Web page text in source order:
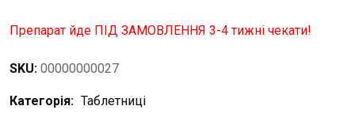
Препарат йде ПІД ЗАМОВЛЕННЯ 3-4 тижні чекати!
SKU: 00000000027
Категорія: Таблетниці